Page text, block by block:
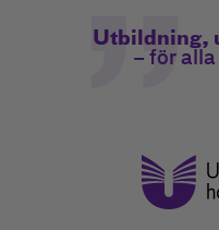
Utbildning,
– för